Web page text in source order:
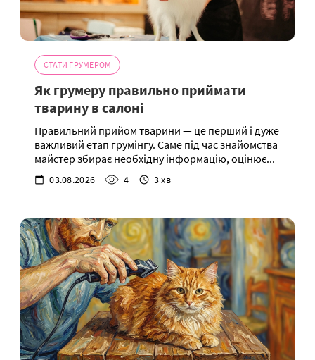
СТАТИ ГРУМЕРОМ
Як грумеру правильно приймати
тварину в салоні
Правильний прийом тварини — це перший і дуже
важливий етап грумінгу. Саме під час знайомства
майстер збирає необхідну інформацію, оцінює...
03.08.2026 4 3 хв